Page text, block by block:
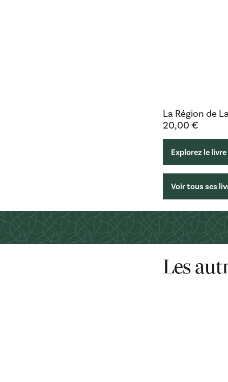
La Région de
20,00 €
Explorez le livre
Voir tous ses
Les